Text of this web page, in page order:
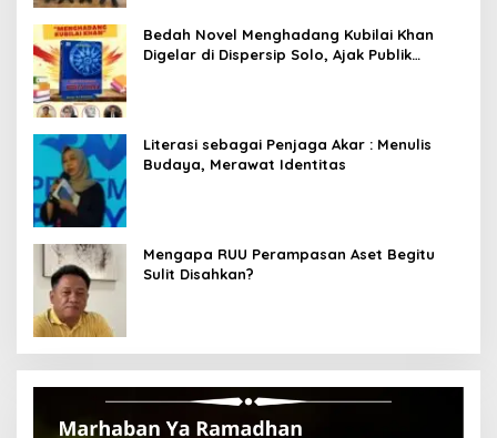
Bedah Novel Menghadang Kubilai Khan
Digelar di Dispersip Solo, Ajak Publik
Literasi sebagai Penjaga Akar : Menulis
Budaya, Merawat Identitas
Mengapa RUU Perampasan Aset Begitu
Sulit Disahkan?